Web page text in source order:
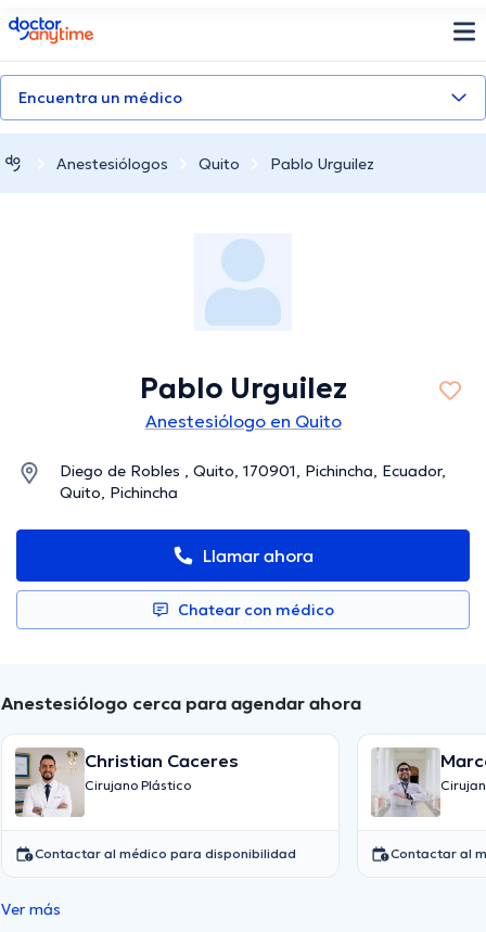
doctoranytime
Encuentra un médico
Anestesiólogos Quito Pablo Urguilez
Pablo Urguilez
Anestesiólogo en Quito
Diego de Robles , Quito, 170901, Pichincha, Ecuador,
Quito, Pichincha
Llamar ahora
Chatear con médico
Anestesiólogo cerca para agendar ahora
Christian Caceres
Cirujano Plástico
Contactar al médico para disponibilidad Contactar al
Ver más